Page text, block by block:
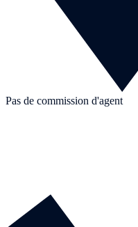
Pas de commission d'agent